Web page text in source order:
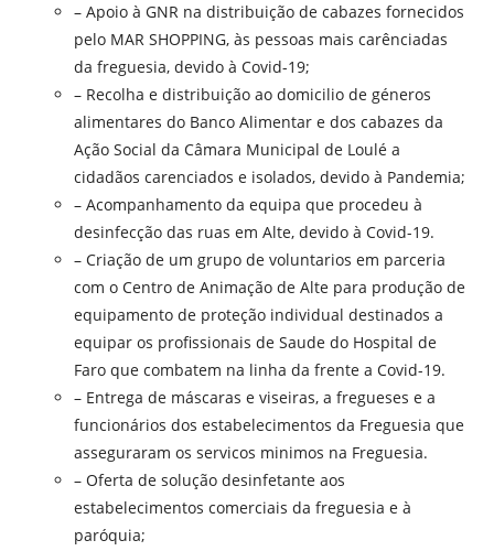
– Apoio à GNR na distribuição de cabazes fornecidos
pelo MAR SHOPPING, às pessoas mais carênciadas
da freguesia, devido à Covid-19;
– Recolha e distribuição ao domicilio de géneros
alimentares do Banco Alimentar e dos cabazes da
Ação Social da Câmara Municipal de Loulé a
cidadãos carenciados e isolados, devido à Pandemia;
– Acompanhamento da equipa que procedeu à
desinfecção das ruas em Alte, devido à Covid-19.
– Criação de um grupo de voluntarios em parceria
com o Centro de Animação de Alte para produção de
equipamento de proteção individual destinados a
equipar os profissionais de Saude do Hospital de
Faro que combatem na linha da frente a Covid-19.
– Entrega de máscaras e viseiras, a fregueses e a
funcionários dos estabelecimentos da Freguesia que
asseguraram os servicos minimos na Freguesia.
– Oferta de solução desinfetante aos
estabelecimentos comerciais da freguesia e à
paróquia;